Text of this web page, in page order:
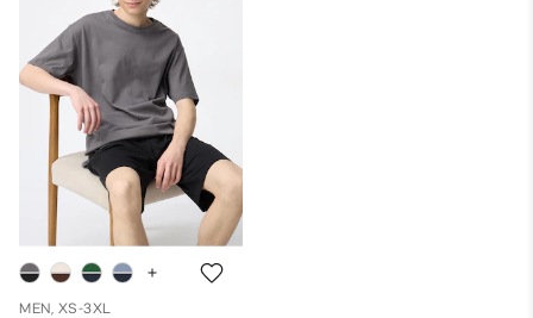
MEN, XS-3XL